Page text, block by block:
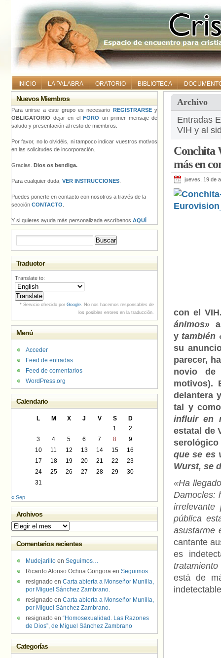
INICIO LA PALABRA ORATORIO BIBLIOTECA
Archivo
Entradas
VIH y al
Conchita
más en
jueves, 19 de
con el
ánimos»
y también
su
parecer,
novio de
motivos).
delantera
tal y
influir en
estatal de
serológico
que se es
Wurst, se
«Ha
Damocles:
pública
asustarme
cantante
es
tratamiento
está de
Nuevos Miembros
Para unirse a este grupo es necesario REGISTRARSEy
OBLIGATORIO dejar en el FORO un primer mensaje de
saludo y presentación al resto de miembros.
Por favor, no lo olvidéis, ni tampoco indicar vuestros motivos
en las solicitudes de incorporación.
Gracias. Dios os bendiga.
Para cualquier duda, VER INSTRUCCIONES
Puedes ponerte en contacto con nosotros a través de la
sección CONTACTO
Y si quieres ayuda más personalizada escríbenos AQUÍ
Traductor
Translate to:
* Servicio ofrecido por Google. No nos hacemos responsables de
los posibles errores en la traducción.
Menú
Acceder
Feed de entradas
Feed de comentarios
WordPress.org
Calendario
L M X J V S
D
1
2
3
4 5 6 7 8
9
10
11 12 13 14 15
16
17
18 19 20 21 22
23
24
25 26 27 28 29
30
31
« Sep
Archivos
Archivos
Comentarios recientes
Mudejarillo en Seguimos…
Ricardo Alonso Ochoa Gongora en Seguimos…
resignado en Carta abierta a Monseñor Munilla,
por Miguel Sánchez Zambrano.
resignado en Carta abierta a Monseñor Munilla,
por Miguel Sánchez Zambrano.
resignado en “Homosexualidad. Las Razones
de Dios”, de Miguel Sánchez Zambrano
Categorías